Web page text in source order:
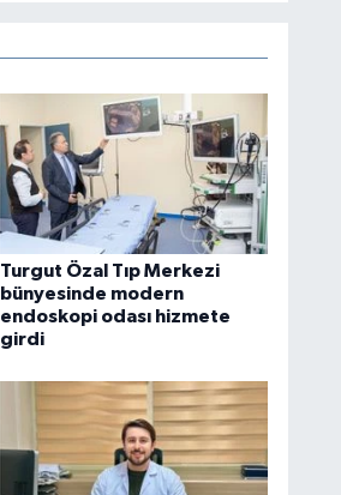
Turgut Özal Tıp Merkezi
bünyesinde modern
endoskopi odası hizmete
girdi